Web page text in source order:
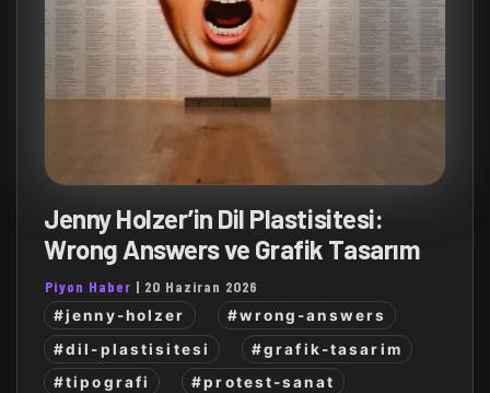
Jenny Holzer’in Dil Plastisitesi:
Wrong Answers ve Grafik Tasarım
Piyon Haber | 20 Haziran 2026
#jenny-holzer
#wrong-answers
#dil-plastisitesi
#grafik-tasarim
#tipografi
#protest-sanat